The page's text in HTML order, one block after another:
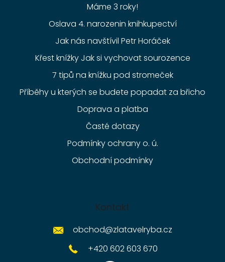
Máme 3 roky!
Oslava 4. narozenin knihkupectví
Jak nás navštívil Petr Horáček
Křest knížky Jak si vychovat sourozence
7 tipů na knížku pod stromeček
Příběhy u kterých se budete popadat za břicho
Doprava a platba
Časté dotazy
Podmínky ochrany o. ú.
Obchodní podmínky
Kontakt
obchod@zlatavelryba.cz
+420 602 603 670